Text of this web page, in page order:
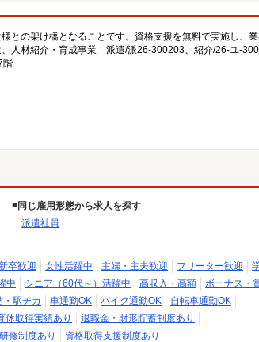
との架け橋となることです。資格支援を無料で実施し、
人材紹介・育成事業 派遣/派26-300203、紹介/26-ユ-
階
同じ雇用形態から求人を探す
派遣社員
卒歓迎 女性活躍中 主婦・主夫歓迎 フリーター歓迎
中 シニア（60代～）活躍中 高収入・高額
ボーナス・
・駅チカ 車通勤OK バイク通勤OK
自転車通勤OK
休取得実績あり
退職金・財形貯蓄制度あり
研修制度あり 資格取得支援制度あり